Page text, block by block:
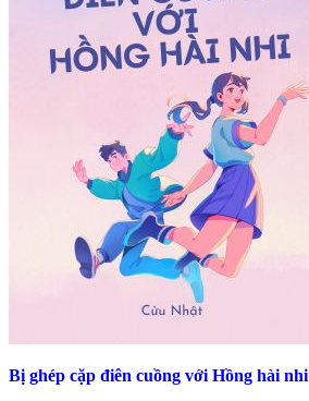
Bị ghép cặp điên cuồng với Hồng hài nhi